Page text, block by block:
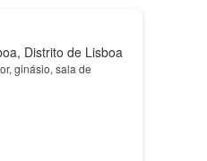
Distrito de Lisboa
ginásio, sala de